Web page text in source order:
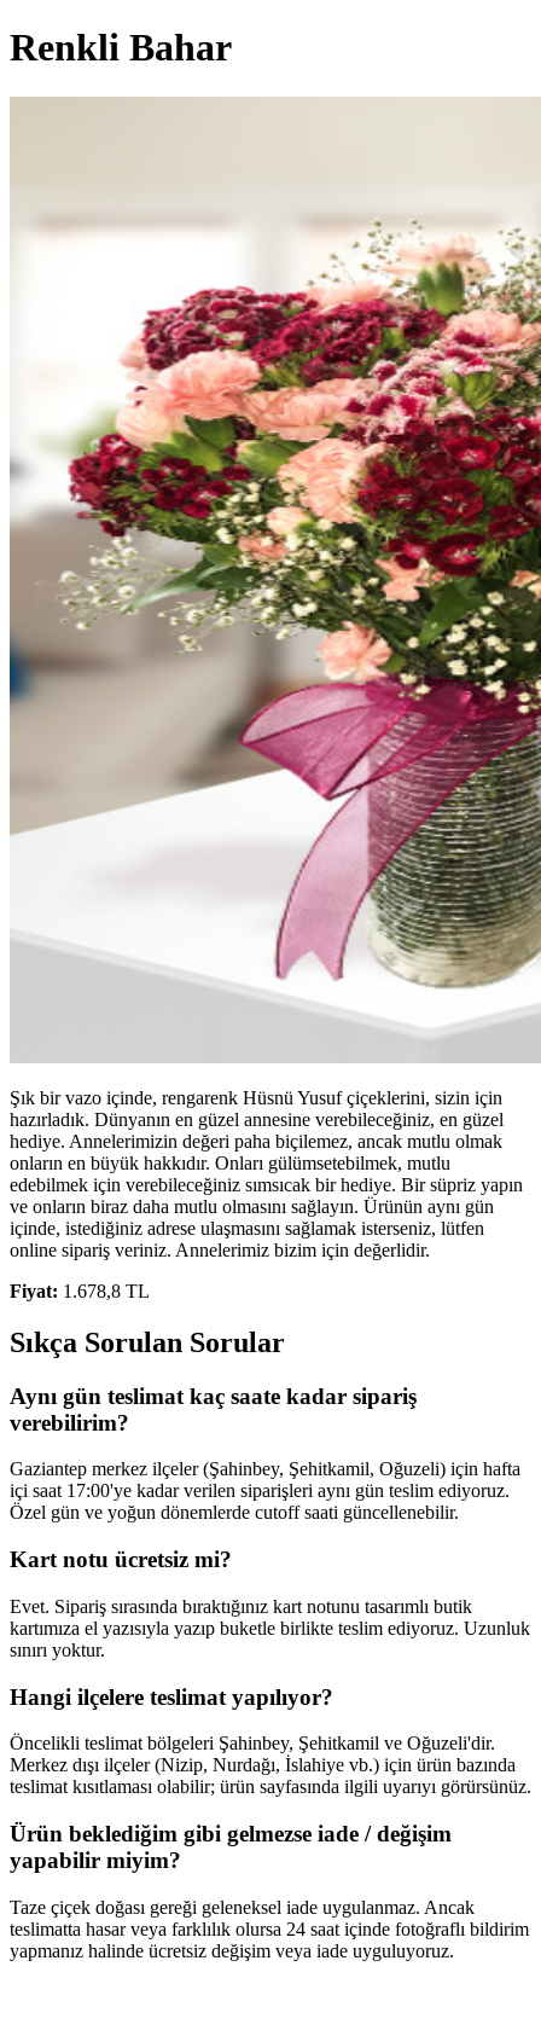
Renkli Bahar
Şık bir vazo içinde, rengarenk Hüsnü Yusuf çiçeklerini, sizin için
hazırladık. Dünyanın en güzel annesine verebileceğiniz, en güzel
hediye. Annelerimizin değeri paha biçilemez, ancak mutlu olmak
onların en büyük hakkıdır. Onları gülümsetebilmek, mutlu
edebilmek için verebileceğiniz sımsıcak bir hediye. Bir süpriz yapın
ve onların biraz daha mutlu olmasını sağlayın. Ürünün aynı gün
içinde, istediğiniz adrese ulaşmasını sağlamak isterseniz, lütfen
online sipariş veriniz. Annelerimiz bizim için değerlidir.
Fiyat: 1.678,8 TL
Sıkça Sorulan Sorular
Aynı gün teslimat kaç saate kadar sipariş
verebilirim?
Gaziantep merkez ilçeler (Şahinbey, Şehitkamil, Oğuzeli) için hafta
içi saat 17:00'ye kadar verilen siparişleri aynı gün teslim ediyoruz.
Özel gün ve yoğun dönemlerde cutoff saati güncellenebilir.
Kart notu ücretsiz mi?
Evet. Sipariş sırasında bıraktığınız kart notunu tasarımlı butik
kartımıza el yazısıyla yazıp buketle birlikte teslim ediyoruz. Uzunluk
sınırı yoktur.
Hangi ilçelere teslimat yapılıyor?
Öncelikli teslimat bölgeleri Şahinbey, Şehitkamil ve Oğuzeli'dir.
Merkez dışı ilçeler (Nizip, Nurdağı, İslahiye vb.) için ürün bazında
teslimat kısıtlaması olabilir; ürün sayfasında ilgili uyarıyı görürsünüz.
Ürün beklediğim gibi gelmezse iade / değişim
yapabilir miyim?
Taze çiçek doğası gereği geleneksel iade uygulanmaz. Ancak
teslimatta hasar veya farklılık olursa 24 saat içinde fotoğraflı bildirim
yapmanız halinde ücretsiz değişim veya iade uyguluyoruz.